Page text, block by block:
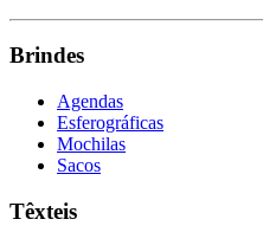
Brindes
Agendas
Esferográficas
Mochilas
Sacos
Têxteis